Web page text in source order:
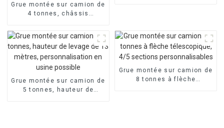
Grue montée sur camion de
4 tonnes, châssis
fonctionnement flexible,
caisse de chargement
personnalisée
Grue montée sur camion de
5 tonnes, hauteur de
Grue montée sur camion de
8 tonnes à flèche